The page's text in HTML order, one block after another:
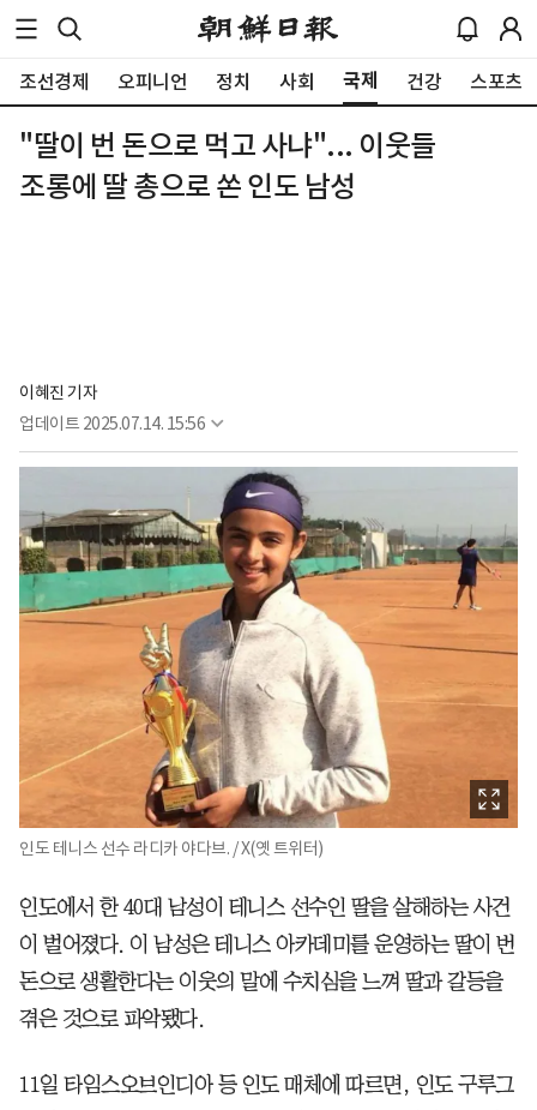
조선경제 오피니언 정치 사회 국제 건강 스포츠
"딸이 번 돈으로 먹고 사냐"... 이웃들
조롱에 딸 총으로 쏜 인도 남성
이혜진 기자
업데이트 2025.07.14. 15:56
인도 테니스 선수 라디카 야다브. / X(옛 트위터)
인도에서 한 40대 남성이 테니스 선수인 딸을 살해하는 사건
이 벌어졌다. 이 남성은 테니스 아카데미를 운영하는 딸이 번
돈으로 생활한다는 이웃의 말에 수치심을 느껴 딸과 갈등을
겪은 것으로 파악됐다.
11일 타임스오브인디아 등 인도 매체에 따르면, 인도 구루그